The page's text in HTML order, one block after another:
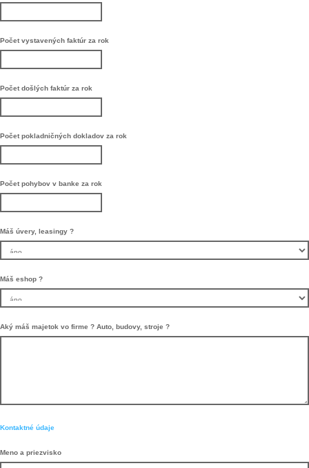
Počet vystavených faktúr za rok
Počet došlých faktúr za rok
Počet pokladničných dokladov za rok
Počet pohybov v banke za rok
Máš úvery, leasingy ?
Máš eshop ?
Aký máš majetok vo firme ? Auto, budovy, stroje ?
Kontaktné údaje
Meno a priezvisko